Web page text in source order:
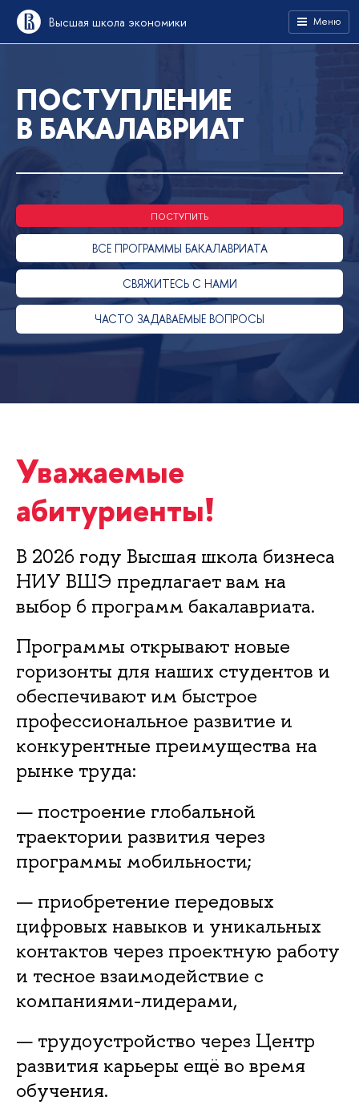
Высшая школа экономики Меню
ПОСТУПЛЕНИЕ
В БАКАЛАВРИАТ
ПОСТУПИТЬ
ВСЕ ПРОГРАММЫ БАКАЛАВРИАТА
СВЯЖИТЕСЬ С НАМИ
ЧАСТО ЗАДАВАЕМЫЕ ВОПРОСЫ
Уважаемые
абитуриенты!
В 2026 году Высшая школа бизнеса
НИУ ВШЭ предлагает вам на
выбор 6 программ бакалавриата.
Программы открывают новые
горизонты для наших студентов и
обеспечивают им быстрое
профессиональное развитие и
конкурентные преимущества на
рынке труда:
— построение глобальной
траектории развития через
программы мобильности;
— приобретение передовых
цифровых навыков и уникальных
контактов через проектную работу
и тесное взаимодействие с
компаниями-лидерами,
— трудоустройство через Центр
развития карьеры ещё во время
обучения.